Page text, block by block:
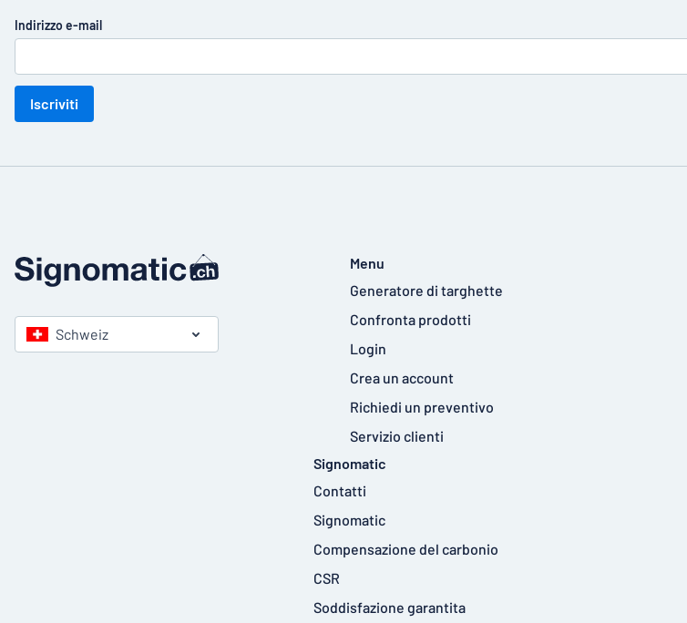
Indirizzo e-mail
Iscriviti
Schweiz
Menu
Generatore di targhette
Confronta prodotti
Login
Crea un account
Richiedi un preventivo
Servizio clienti
Signomatic
Contatti
Signomatic
Compensazione del carbonio
CSR
Soddisfazione garantita